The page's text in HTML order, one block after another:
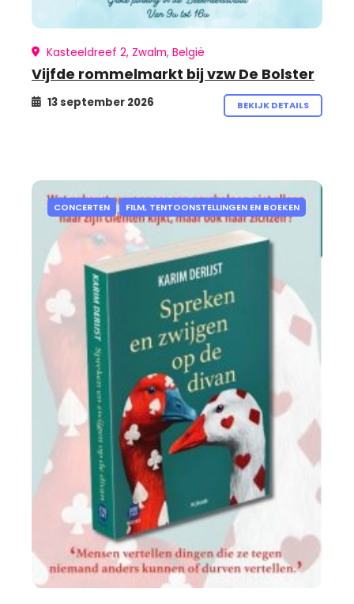
Kasteeldreef 2, Zwalm, België
Vijfde rommelmarkt bij vzw De Bolster
13 september 2026 BEKIJK DETAILS
CONCERTEN FILM, TENTOONSTELLINGEN EN BOEKEN